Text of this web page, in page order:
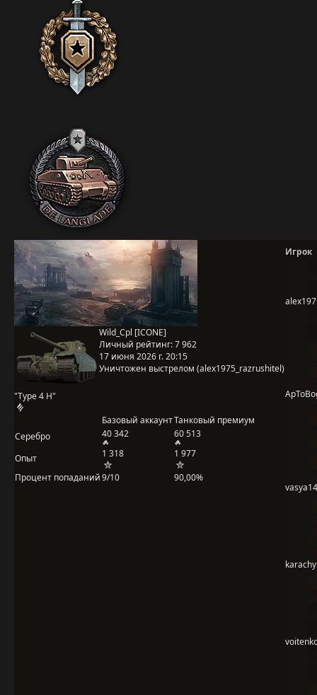
"Type 4 H"
Wild_Cpl [ICONE]
Личный рейтинг:7 962
17 июня 2026 г. 20:15
Уничтожен выстрелом (alex1975_razrushitel)
Базовый аккаунтТанковый премиум
Серебро
40 342 60 513
Опыт 1 318
1 977
Процент попаданий9/10 90,00%
Игрок